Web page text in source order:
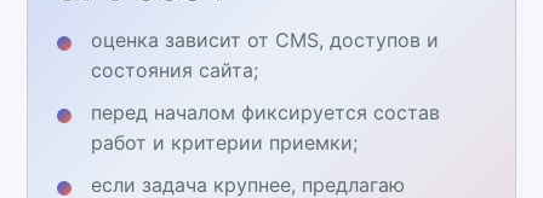
оценка зависит от CMS, доступов и
состояния сайта;
перед началом фиксируется состав
работ и критерии приемки;
если задача крупнее, предлагаю